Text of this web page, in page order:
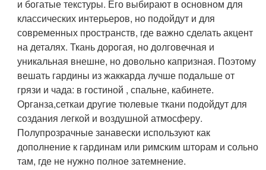
и богатые текстуры. Его выбирают в основном для
классических интерьеров, но подойдут и для
современных пространств, где важно сделать акцент
на деталях. Ткань дорогая, но долговечная и
уникальная внешне, но довольно капризная. Поэтому
вешать гардины из жаккарда лучше подальше от
грязи и чада: в гостиной , спальне, кабинете.
Органза,сеткаи другие тюлевые ткани подойдут для
создания легкой и воздушной атмосферу.
Полупрозрачные занавески используют как
дополнение к гардинам или римским шторам и сольно
там, где не нужно полное затемнение.